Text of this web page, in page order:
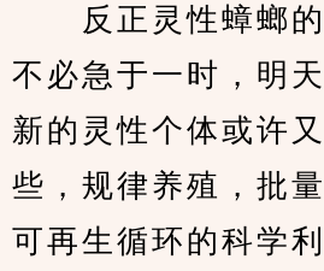
反正灵性蟑螂的
不必急于一时，明
新的灵性个体或许
些，规律养殖，批
可再生循环的科学利